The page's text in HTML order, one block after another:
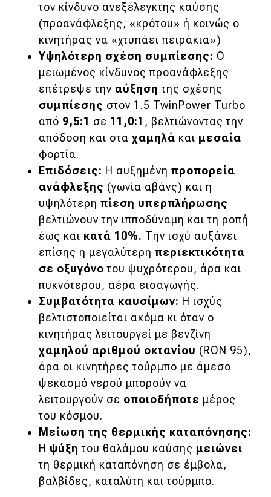
Μεταχειρισμένο
Οδηγός αγοράς
Συμβουλές
Χρηστικά
Συμβουλές
ΚΤΕΟ
Οδική βοήθεια
eDRIVE
DRIVE USED
τον κίνδυνο ανεξέλεγκτης καύσης
(προανάφλεξης, «κρότου» ή κοινώς ο
κινητήρας να «χτυπάει πειράκια»)
Υψηλότερη σχέση συμπίεσης: Ο
μειωμένος κίνδυνος προανάφλεξης
επέτρεψε την αύξηση της σχέσης
συμπίεσης στον 1.5 TwinPower Turbo
από 9,5:1 σε 11,0:1, βελτιώνοντας την
απόδοση και στα χαμηλά και μεσαία
φορτία.
Επιδόσεις: Η αυξημένη προπορεία
ανάφλεξης (γωνία αβάνς) και η
υψηλότερη πίεση υπερπλήρωσης
βελτιώνουν την ιπποδύναμη και τη ροπή
έως και κατά 10%. Την ισχύ αυξάνει
επίσης η μεγαλύτερη περιεκτικότητα
σε οξυγόνο του ψυχρότερου, άρα και
πυκνότερου, αέρα εισαγωγής.
Συμβατότητα καυσίμων: Η ισχύς
βελτιστοποιείται ακόμα κι όταν ο
κινητήρας λειτουργεί με βενζίνη
χαμηλού αριθμού οκτανίου (RON 95),
άρα οι κινητήρες τούρμπο με άμεσο
ψεκασμό νερού μπορούν να
λειτουργούν σε οποιοδήποτε μέρος
του κόσμου.
Μείωση της θερμικής καταπόνησης:
Η ψύξη του θαλάμου καύσης μειώνει
τη θερμική καταπόνηση σε έμβολα,
βαλβίδες, καταλύτη και τούρμπο.